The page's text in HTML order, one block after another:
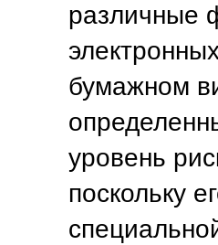
различные
бумажном
уровень
поскольку